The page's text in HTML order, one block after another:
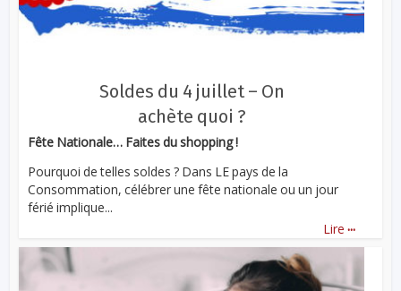
Soldes du 4 juillet – On
achète quoi ?
Fête Nationale… Faites du shopping !
Pourquoi de telles soldes ? Dans LE pays de la
Consommation, célébrer une fête nationale ou un jour
férié implique...
Lire ...